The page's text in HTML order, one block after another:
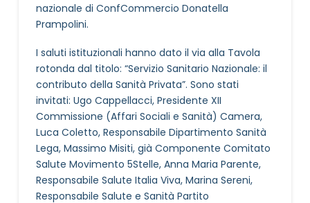
nazionale di ConfCommercio Donatella
Prampolini.
I saluti istituzionali hanno dato il via alla Tavola
rotonda dal titolo: “Servizio Sanitario Nazionale: il
contributo della Sanità Privata”. Sono stati
invitati: Ugo Cappellacci, Presidente XII
Commissione (Affari Sociali e Sanità) Camera,
Luca Coletto, Responsabile Dipartimento Sanità
Lega, Massimo Misiti, già Componente Comitato
Salute Movimento 5Stelle, Anna Maria Parente,
Responsabile Salute Italia Viva, Marina Sereni,
Responsabile Salute e Sanità Partito